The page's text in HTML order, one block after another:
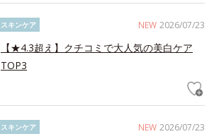
NEW 2026/07/23
スキンケア
【★4.3超え】クチコミで大人気の美白ケア
TOP3
NEW 2026/07/23
スキンケア